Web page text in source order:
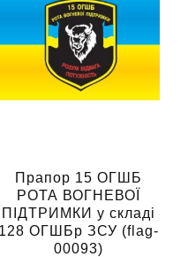
Прапор 15 ОГШБ
РОТА ВОГНЕВОЇ
ПІДТРИМКИ у складі
128 ОГШБр ЗСУ (flag-
00093)